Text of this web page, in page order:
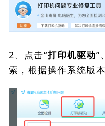
2、点击“打印机驱动”
索，根据操作系统版